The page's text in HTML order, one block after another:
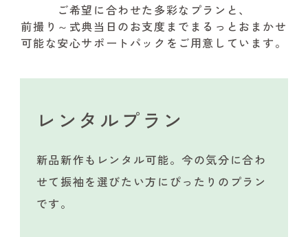
ご希望に合わせた多彩なプランと、
前撮り～式典当日のお支度までまるっとおまかせ
可能な安心サポートパックをご用意しています。
レンタルプラン
新品新作もレンタル可能。今の気分に合わ
せて振袖を選びたい方にぴったりのプラン
です。